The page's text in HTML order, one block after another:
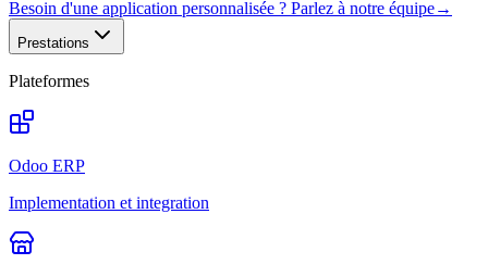
Besoin d'une application personnalisée ? Parlez à notre équipe→
Prestations
Plateformes
Odoo ERP
Implementation et integration